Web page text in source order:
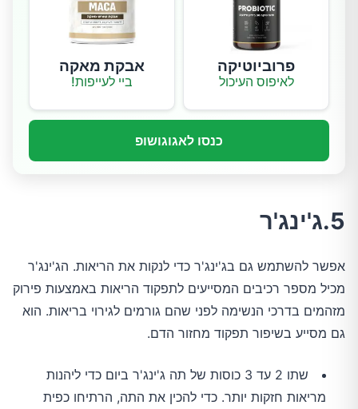
פרוביוטיקה
לאיפוס העיכול
אבקת מאקה
ביי לעייפות!
כנסו לאגוגושופ
5.ג'ינג'ר
אפשר להשתמש גם בג'ינג'ר כדי לנקות את הריאות. הג'ינג'ר
מכיל מספר רכיבים המסייעים לתפקוד הריאות באמצעות פירוק
מזהמים בדרכי הנשימה לפני שהם גורמים לגירוי בריאות. הוא
גם מסייע בשיפור תפקוד מחזור הדם.
שתו 2 עד 3 כוסות של תה ג'ינג'ר ביום כדי ליהנות
מריאות חזקות יותר. כדי להכין את התה, הרתיחו כפית